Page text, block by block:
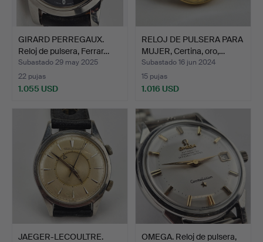
GIRARD PERREGAUX.
Reloj de pulsera, Ferrar…
Subastado 29 may 2025
22 pujas
1.055 USD
RELOJ DE PULSERA PARA
MUJER, Certina, oro,…
Subastado 16 jun 2024
15 pujas
1.016 USD
JAEGER-LECOULTRE.
OMEGA. Reloj de pulsera,